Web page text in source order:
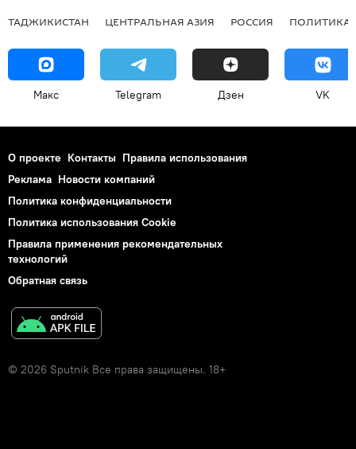
ТАДЖИКИСТАН ЦЕНТРАЛЬНАЯ АЗИЯ РОССИЯ ПОЛИТИКА
Макс Telegram Дзен VK
О проекте Контакты Правила использования
Реклама Новости компаний
Политика конфиденциальности
Политика использования Cookie
Правила применения рекомендательных
технологий
Обратная связь
© 2026 Sputnik Все права защищены. 18+